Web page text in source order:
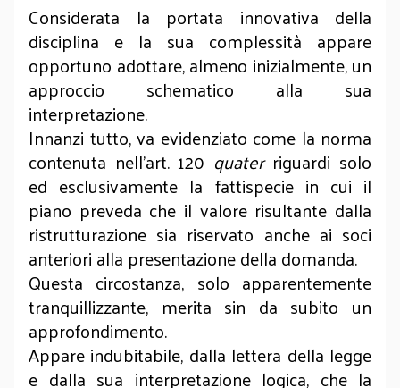
Considerata la portata innovativa della
disciplina e la sua complessità appare
opportuno adottare, almeno inizialmente, un
approccio schematico alla sua
interpretazione.
Innanzi tutto, va evidenziato come la norma
contenuta nell’art. 120 quaterriguardi solo
ed esclusivamente la fattispecie in cui il
piano preveda che il valore risultante dalla
ristrutturazione sia riservato anche ai soci
anteriori alla presentazione della domanda.
Questa circostanza, solo apparentemente
tranquillizzante, merita sin da subito un
approfondimento.
Appare indubitabile, dalla lettera della legge
e dalla sua interpretazione logica, che la